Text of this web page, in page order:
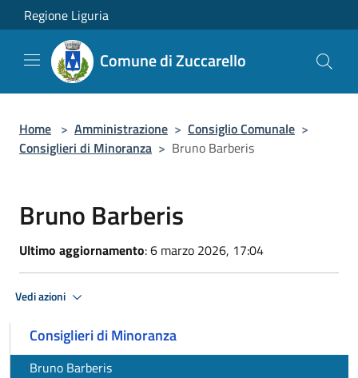
Salta al contenuto principale
Regione Liguria
Comune di Zuccarello
Home > Amministrazione > Consiglio Comunale >
Consiglieri di Minoranza > Bruno Barberis
Bruno Barberis
Ultimo aggiornamento: 6 marzo 2026, 17:04
Vedi azioni
Consiglieri di Minoranza
Bruno Barberis